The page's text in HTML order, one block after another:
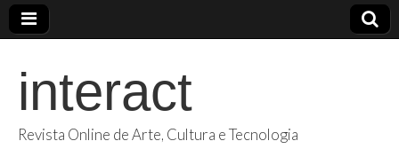
interact
Revista Online de Arte, Cultura e Tecnologia